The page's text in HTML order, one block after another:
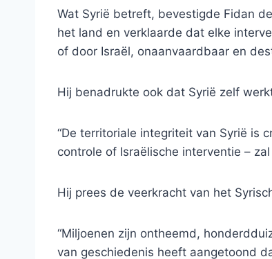
Wat Syrië betreft, bevestigde Fidan
het land en verklaarde dat elke
of door Israël, onaanvaardbaar en
Hij benadrukte ook dat Syrië zelf
“De territoriale integriteit van Syrië is
controle of Israëlische interventie –
Hij prees de veerkracht van het
“Miljoenen zijn ontheemd,
van geschiedenis heeft aangetoond